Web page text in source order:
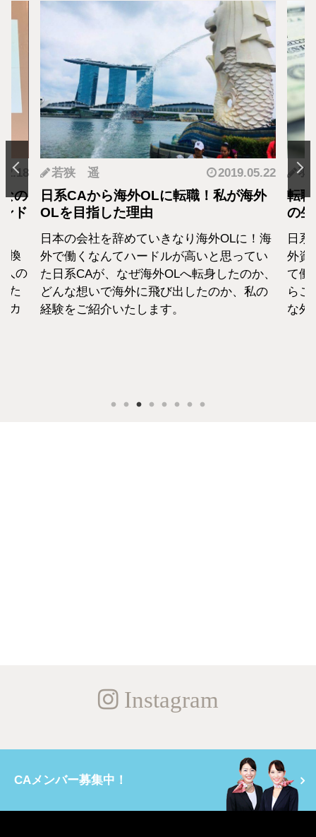
の
ド
換
人の
た
カ
若狭 遥 2019.05.22
日系CAから海外OLに転職！私が海外
OLを目指した理由
日本の会社を辞めていきなり海外OLに！海
外で働くなんてハードルが高いと思ってい
た日系CAが、なぜ海外OLへ転身したのか、
どんな想いで海外に飛び出したのか、私の
経験をご紹介いたします。
羽
転
の
日
外資
て働
らこ
な外
Instagram
CAメンバー募集中！